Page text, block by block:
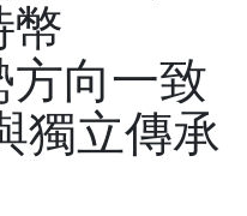
幣
方向一致
獨立傳承